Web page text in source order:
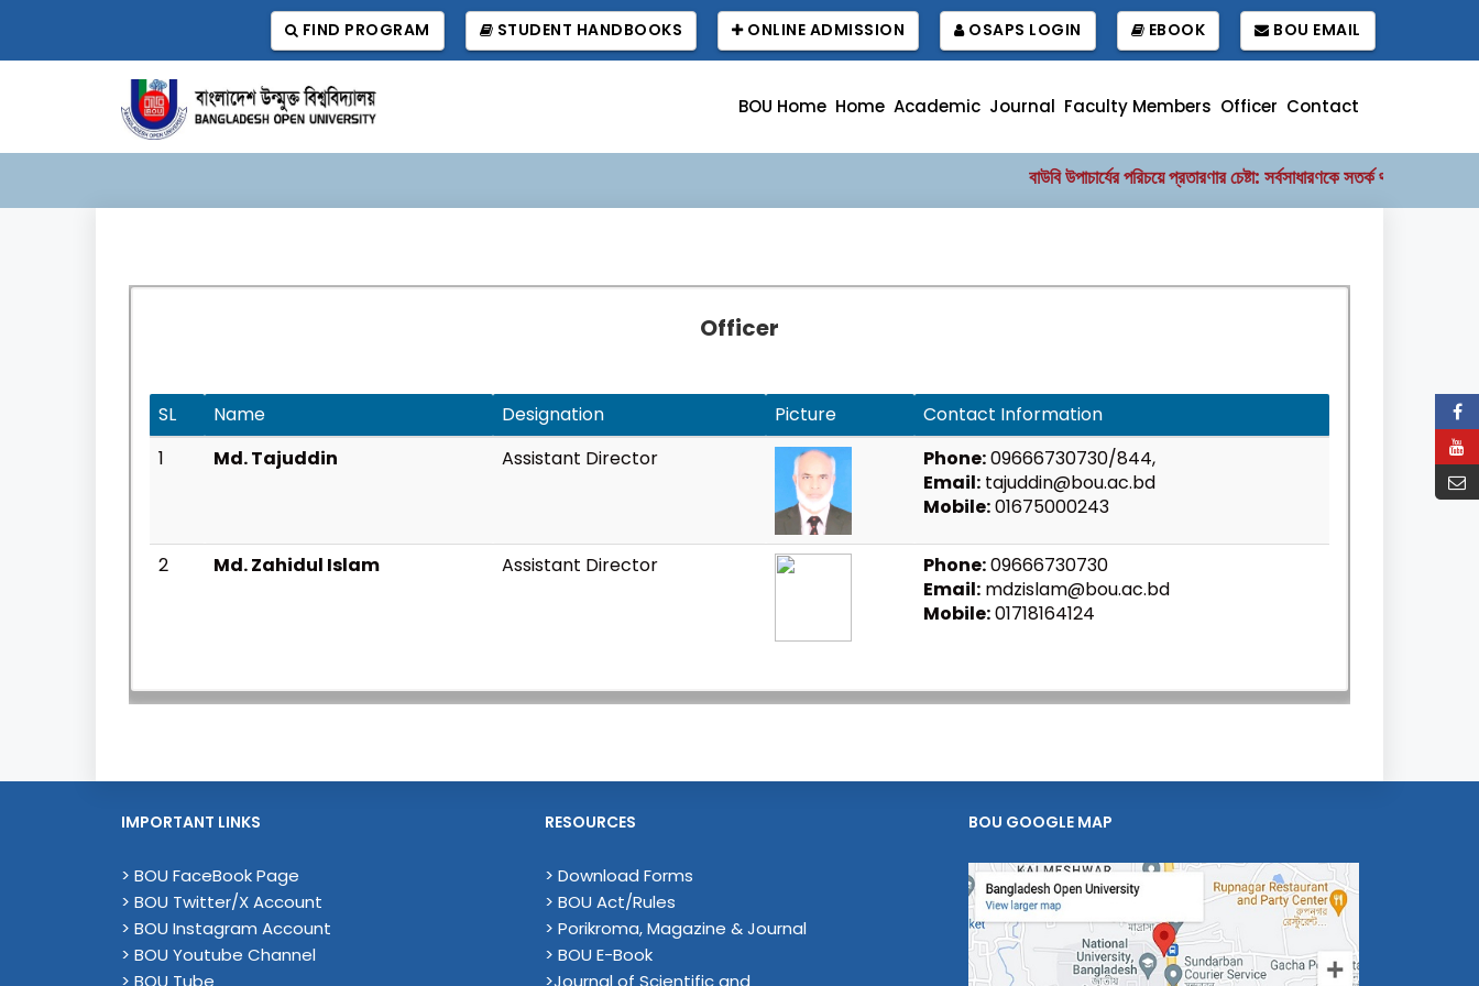
FIND PROGRAM STUDENT HANDBOOKS ONLINE ADMISSION OSAPS LOGIN EBOOK BOU EMAIL
BOU Home Home Academic Journal Faculty Members Officer Contact
বাউবি উপাচার্যের পরিচয়ে প্রতারণার চেষ্টা: সর্বসাধারণকে সতর্ক থাকার আহ্বান
Officer
SL Name Designation Picture
Contact Information
1
Md. Tajuddin Assistant Director Phone:09666730730/844,
Email: tajuddin@bou.ac.bd
Mobile:01675000243
2 Md. Zahidul Islam Assistant Director Phone:09666730730
Email: mdzislam@bou.ac.bd
Mobile:01718164124
IMPORTANT LINKS
> BOU FaceBook Page
> BOU Twitter/X Account
> BOU Instagram Account
> BOU Youtube Channel
> BOU Tube
RESOURCES
> Download Forms
> BOU Act/Rules
> Porikroma, Magazine & Journal
> BOU E-Book
>Journal of Scientific and
BOU GOOGLE MAP